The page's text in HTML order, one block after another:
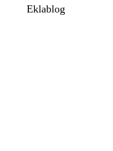
Eklablog